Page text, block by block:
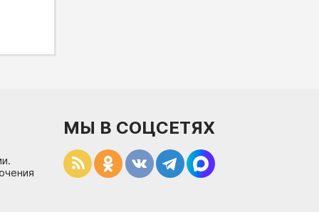
МЫ В СОЦСЕТЯХ